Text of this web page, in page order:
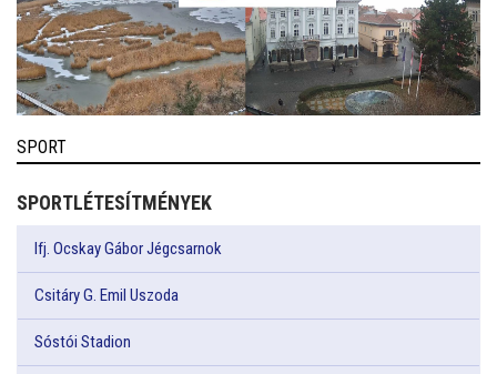
SPORT
SPORTLÉTESÍTMÉNYEK
Ifj. Ocskay Gábor Jégcsarnok
Csitáry G. Emil Uszoda
Sóstói Stadion